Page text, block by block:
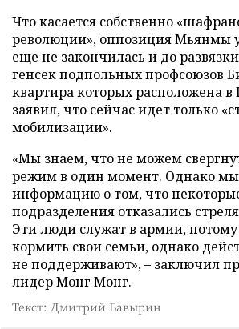
Что касается собственно
революции», оппозиция Мьянмы
еще не закончилась и до
генсек подпольных профсоюзов
квартира которых расположена в
заявил, что сейчас идет только
мобилизации».
«Мы знаем, что не можем
режим в один момент. Однако
информацию о том, что
подразделения отказались
Эти люди служат в армии,
кормить свои семьи, однако
не поддерживают», – заключил
лидер Монг Монг.
Текст: Дмитрий Бавырин